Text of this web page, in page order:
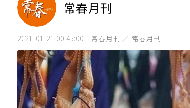
常春月刊
2021-01-21 00:45:00 常春月刊 ／ 常春月刊